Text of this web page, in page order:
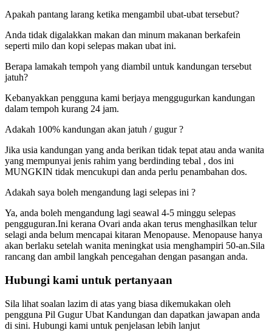
Apakah pantang larang ketika mengambil ubat-ubat tersebut?
Anda tidak digalakkan makan dan minum makanan berkafein
seperti milo dan kopi selepas makan ubat ini.
Berapa lamakah tempoh yang diambil untuk kandungan tersebut
jatuh?
Kebanyakkan pengguna kami berjaya menggugurkan kandungan
dalam tempoh kurang 24 jam.
Adakah 100% kandungan akan jatuh / gugur ?
Jika usia kandungan yang anda berikan tidak tepat atau anda wanita
yang mempunyai jenis rahim yang berdinding tebal , dos ini
MUNGKIN tidak mencukupi dan anda perlu penambahan dos.
Adakah saya boleh mengandung lagi selepas ini ?
Ya, anda boleh mengandung lagi seawal 4-5 minggu selepas
pengguguran.Ini kerana Ovari anda akan terus menghasilkan telur
selagi anda belum mencapai kitaran Menopause. Menopause hanya
akan berlaku setelah wanita meningkat usia menghampiri 50-an.Sila
rancang dan ambil langkah pencegahan dengan pasangan anda.
Hubungi kami untuk pertanyaan
Sila lihat soalan lazim di atas yang biasa dikemukakan oleh
pengguna Pil Gugur Ubat Kandungan dan dapatkan jawapan anda
di sini. Hubungi kami untuk penjelasan lebih lanjut